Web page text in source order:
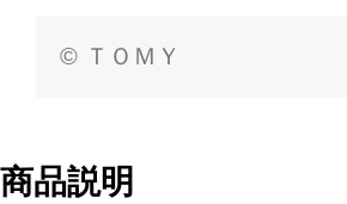
© ＴＯＭＹ
商品説明